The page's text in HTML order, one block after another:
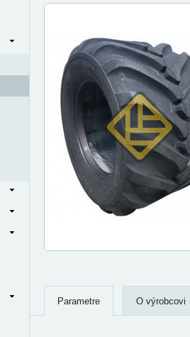
Parametre O výrobcovi